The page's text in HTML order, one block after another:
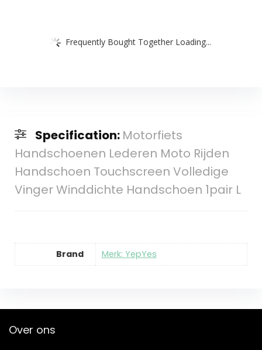
Frequently Bought Together Loading...
Specification: Motorfiets
Handschoenen Lederen Moto Rijden
Handschoen Touchscreen Volledige
Vinger Winddichte Handschoen 1pair L
Brand Merk: YepYes
Over ons